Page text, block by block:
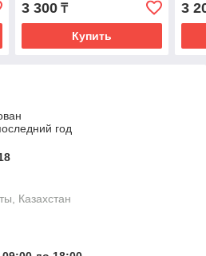
3 300₸
Купить
3
год
Казахстан